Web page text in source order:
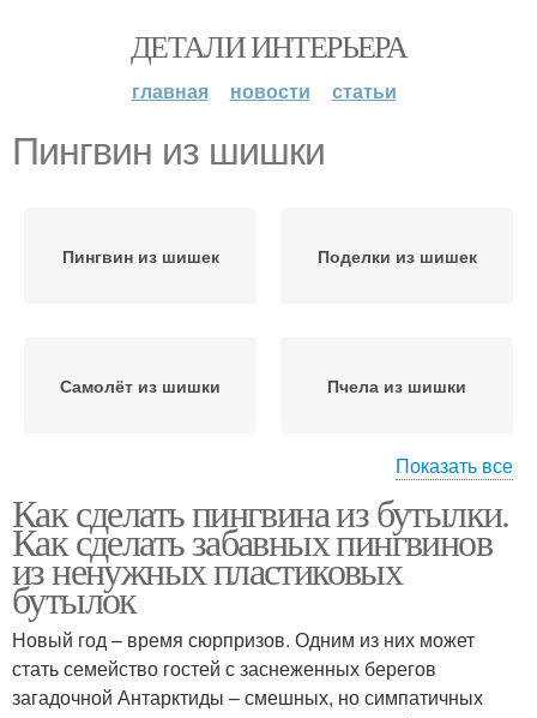
ДЕТАЛИ ИНТЕРЬЕРА
главная новости статьи
Пингвин из шишки
Пингвин из шишек Поделки из шишек
Самолёт из шишки Пчела из шишки
Щука из шишки Лемур из шишек
Пингвин из пенопласта Пингвин из баклажана
Показать все
Как сделать пингвина из бутылки.
Как сделать забавных пингвинов
из ненужных пластиковых
бутылок
Новый год – время сюрпризов. Одним из них может
стать семейство гостей с заснеженных берегов
загадочной Антарктиды – смешных, но симпатичных